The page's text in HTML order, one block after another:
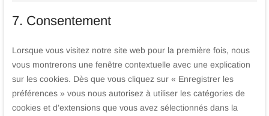
7. Consentement
Lorsque vous visitez notre site web pour la première fois, nous
vous montrerons une fenêtre contextuelle avec une explication
sur les cookies. Dès que vous cliquez sur « Enregistrer les
préférences » vous nous autorisez à utiliser les catégories de
cookies et d’extensions que vous avez sélectionnés dans la